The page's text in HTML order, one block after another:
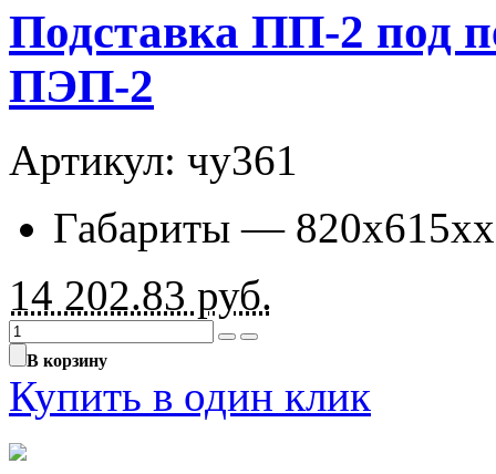
Подставка ПП-2 под
ПЭП-2
Артикул: чу361
Габариты —
14 202.83 руб.
В корзину
Купить в один клик